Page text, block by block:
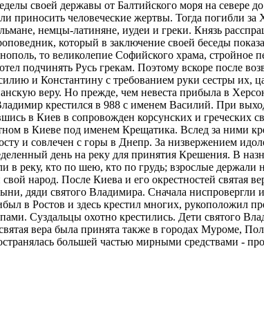
своей державы от Балтийского моря на
приносить человеческие жертвы. Тогда погибли
немцы-латиняне, иудеи и греки. Князь
который в заключение своей беседы
то великолепие Софийского храма,
подчинять Русь грекам. Поэтому вскоре после
и Константину с требованием руки сестры их,
веру. Но прежде, чем невеста прибыла в
крестился в 988 с именем Василий. При
в Киев в сопровожден корсунских и
в Киеве под именем Крещатика. Вслед за ними
и совлечен с горы в Днепр. За низвержением
день на реку для принятия Крешения. В
реку, кто по шею, кто по грудь; взрослые держали
народ. После Киева и его окрестностей святая
дяди святого Владимира. Сначала ниспровергли
в Ростов и здесь крестил многих, рукоположил
Суздальцы охотно крестились. Дети святого
вера была принята также в городах Муроме,
большей частью мирными средствами -